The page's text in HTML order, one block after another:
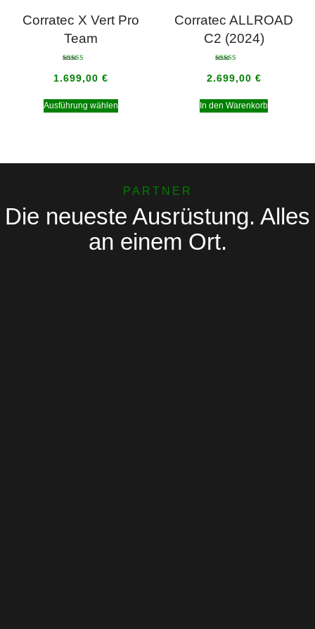
Corratec X Vert Pro
Team
5.00
von 5
1.699,00€
Ausführung wählen
Corratec ALLROAD
C2 (2024)
5.00
von 5
2.699,00 €
In den Warenkorb
PARTNER
Die neueste Ausrüstung. Alles
an einem Ort.